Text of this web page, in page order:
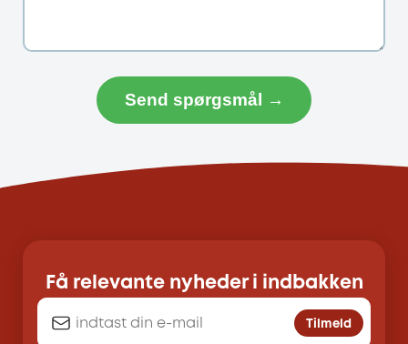
Send spørgsmål →
Få relevante nyheder i indbakken
Tilmeld